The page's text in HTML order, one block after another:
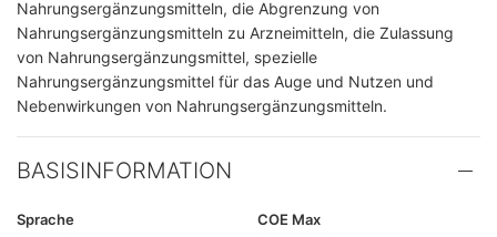
Nahrungsergänzungsmitteln, die Abgrenzung von
Nahrungsergänzungsmitteln zu Arzneimitteln, die Zulassung
von Nahrungsergänzungsmittel, spezielle
Nahrungsergänzungsmittel für das Auge und Nutzen und
Nebenwirkungen von Nahrungsergänzungsmitteln.
BASISINFORMATION
Sprache
COE Max